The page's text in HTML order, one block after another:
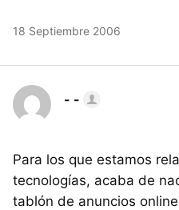
18 Septiembre 2006
- -
Para los que estamos
tecnologías, acaba de
tablón de anuncios